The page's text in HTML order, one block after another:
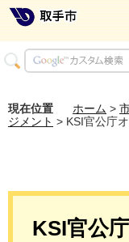
現在位置 ホーム >
ジメント > KSI官公庁
KSI官公